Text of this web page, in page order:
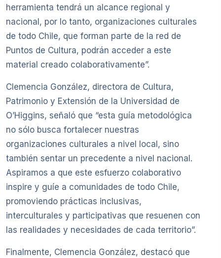
herramienta tendrá un alcance regional y
nacional, por lo tanto, organizaciones culturales
de todo Chile, que forman parte de la red de
Puntos de Cultura, podrán acceder a este
material creado colaborativamente”.
Clemencia González, directora de Cultura,
Patrimonio y Extensión de la Universidad de
O’Higgins, señaló que “esta guía metodológica
no sólo busca fortalecer nuestras
organizaciones culturales a nivel local, sino
también sentar un precedente a nivel nacional.
Aspiramos a que este esfuerzo colaborativo
inspire y guíe a comunidades de todo Chile,
promoviendo prácticas inclusivas,
interculturales y participativas que resuenen con
las realidades y necesidades de cada territorio”.
Finalmente, Clemencia González, destacó que